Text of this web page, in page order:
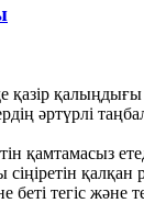
қазір
әртүрлі
қамтамасыз
қалқан
тегіс және